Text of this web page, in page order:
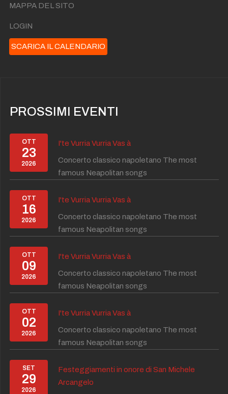
MAPPA DEL SITO
LOGIN
SCARICA IL CALENDARIO
PROSSIMI EVENTI
OTT
23
2026
I'te Vurria Vurria Vas à
Concerto classico napoletano The most
famous Neapolitan songs
OTT
16
2026
I'te Vurria Vurria Vas à
Concerto classico napoletano The most
famous Neapolitan songs
OTT
09
2026
I'te Vurria Vurria Vas à
Concerto classico napoletano The most
famous Neapolitan songs
OTT
02
2026
I'te Vurria Vurria Vas à
Concerto classico napoletano The most
famous Neapolitan songs
SET
29
2026
Festeggiamenti in onore di San Michele
Arcangelo